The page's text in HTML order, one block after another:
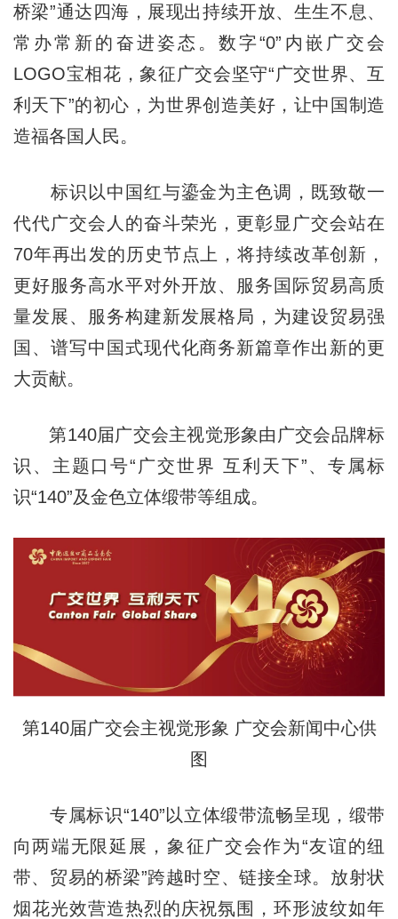
桥梁”通达四海，展现出持续开放、生生不息、
常办常新的奋进姿态。数字“0”内嵌广交会
LOGO宝相花，象征广交会坚守“广交世界、互
利天下”的初心，为世界创造美好，让中国制造
造福各国人民。
标识以中国红与鎏金为主色调，既致敬一
代代广交会人的奋斗荣光，更彰显广交会站在
70年再出发的历史节点上，将持续改革创新，
更好服务高水平对外开放、服务国际贸易高质
量发展、服务构建新发展格局，为建设贸易强
国、谱写中国式现代化商务新篇章作出新的更
大贡献。
第140届广交会主视觉形象由广交会品牌标
识、主题口号“广交世界 互利天下”、专属标
识“140”及金色立体缎带等组成。
第140届广交会主视觉形象 广交会新闻中心供
图
专属标识“140”以立体缎带流畅呈现，缎带
向两端无限延展，象征广交会作为“友谊的纽
带、贸易的桥梁”跨越时空、链接全球。放射状
烟花光效营造热烈的庆祝氛围，环形波纹如年